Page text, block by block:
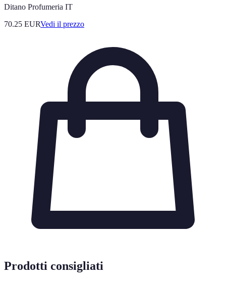
Ditano Profumeria IT
70.25 EURVedi il prezzo
Prodotti consigliati